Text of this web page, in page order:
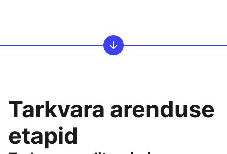
Tarkvara arenduse
etapid